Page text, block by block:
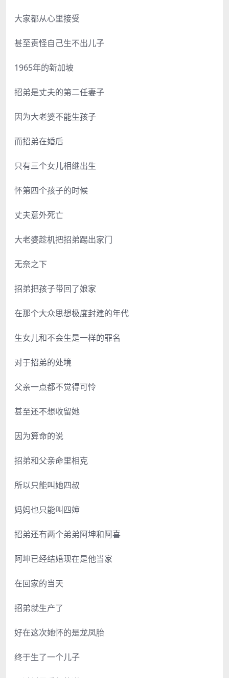
大家都从心里接受
甚至责怪自己生不出儿子
1965年的新加坡
招弟是丈夫的第二任妻子
因为大老婆不能生孩子
而招弟在婚后
只有三个女儿相继出生
怀第四个孩子的时候
丈夫意外死亡
大老婆趁机把招弟踢出家门
无奈之下
招弟把孩子带回了娘家
在那个大众思想极度封建的年代
生女儿和不会生是一样的罪名
对于招弟的处境
父亲一点都不觉得可怜
甚至还不想收留她
因为算命的说
招弟和父亲命里相克
所以只能叫她四叔
妈妈也只能叫四婶
招弟还有两个弟弟阿坤和阿喜
阿坤已经结婚现在是他当家
在回家的当天
招弟就生产了
好在这次她怀的是龙凤胎
终于生了一个儿子